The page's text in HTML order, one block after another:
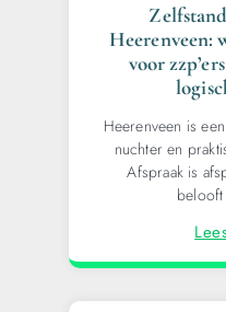
Heerenveen:
voor
Heerenveen is
nuchter en
Afspraak is